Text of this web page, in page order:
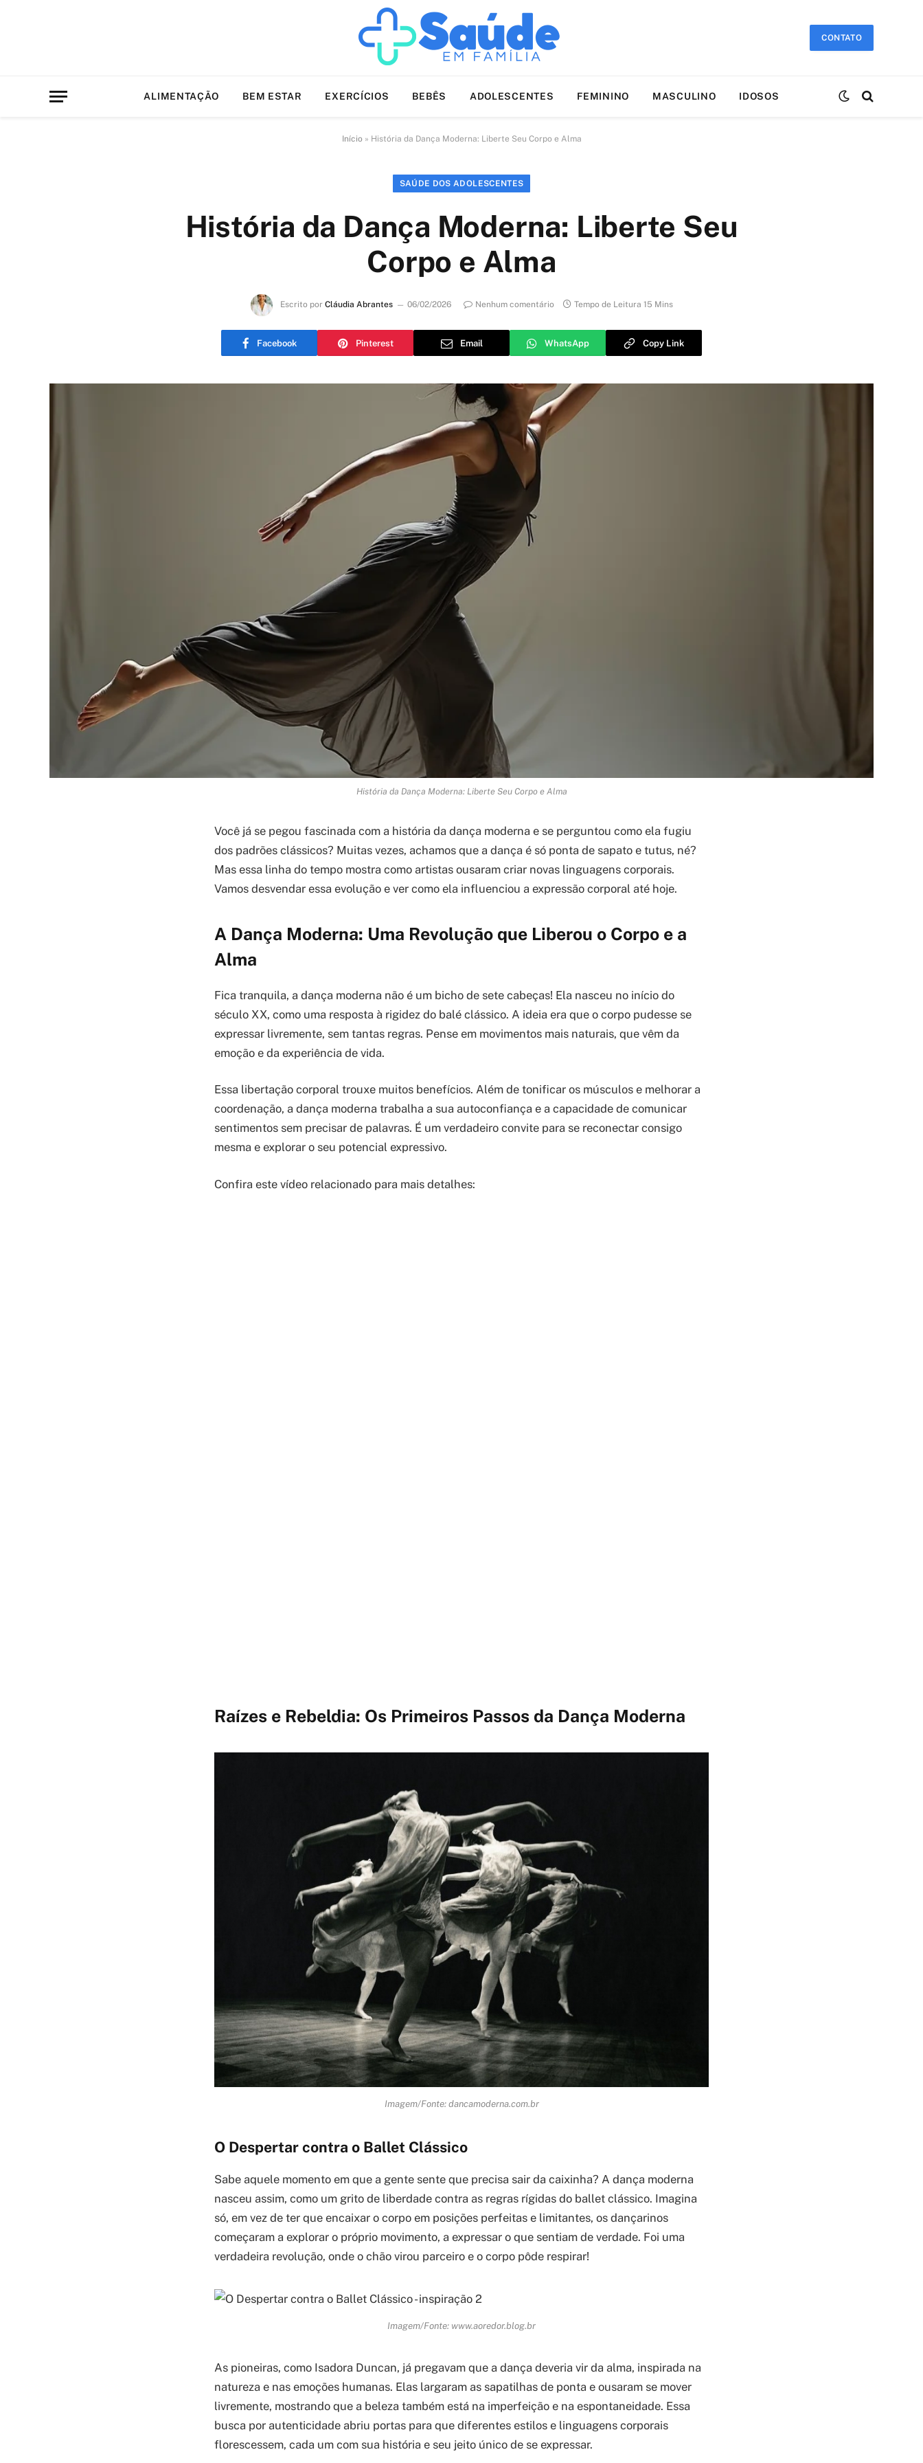
CONTATO
ALIMENTAÇÃO BEM ESTAR EXERCÍCIOS BEBÊS ADOLESCENTES FEMININO MASCULINO IDOSOS
Início » História da Dança Moderna: Liberte Seu Corpo e Alma
SAÚDE DOS ADOLESCENTES
História da Dança Moderna: Liberte Seu
Corpo e Alma
Escrito por Cláudia Abrantes 06/02/2026 Nenhum comentário Tempo de Leitura 15 Mins
Facebook Pinterest Email WhatsApp Copy Link
História da Dança Moderna: Liberte Seu Corpo e Alma
Você já se pegou fascinada com a história da dança moderna e se perguntou como ela fugiu
dos padrões clássicos? Muitas vezes, achamos que a dança é só ponta de sapato e tutus, né?
Mas essa linha do tempo mostra como artistas ousaram criar novas linguagens corporais.
Vamos desvendar essa evolução e ver como ela influenciou a expressão corporal até hoje.
A Dança Moderna: Uma Revolução que Liberou o Corpo e a
Alma
Fica tranquila, a dança moderna não é um bicho de sete cabeças! Ela nasceu no início do
século XX, como uma resposta à rigidez do balé clássico. A ideia era que o corpo pudesse se
expressar livremente, sem tantas regras. Pense em movimentos mais naturais, que vêm da
emoção e da experiência de vida.
Essa libertação corporal trouxe muitos benefícios. Além de tonificar os músculos e melhorar a
coordenação, a dança moderna trabalha a sua autoconfiança e a capacidade de comunicar
sentimentos sem precisar de palavras. É um verdadeiro convite para se reconectar consigo
mesma e explorar o seu potencial expressivo.
Confira este vídeo relacionado para mais detalhes:
Raízes e Rebeldia: Os Primeiros Passos da Dança Moderna
Imagem/Fonte: dancamoderna.com.br
O Despertar contra o Ballet Clássico
Sabe aquele momento em que a gente sente que precisa sair da caixinha? A dança moderna
nasceu assim, como um grito de liberdade contra as regras rígidas do ballet clássico. Imagina
só, em vez de ter que encaixar o corpo em posições perfeitas e limitantes, os dançarinos
começaram a explorar o próprio movimento, a expressar o que sentiam de verdade. Foi uma
verdadeira revolução, onde o chão virou parceiro e o corpo pôde respirar!
Imagem/Fonte: www.aoredor.blog.br
As pioneiras, como Isadora Duncan, já pregavam que a dança deveria vir da alma, inspirada na
natureza e nas emoções humanas. Elas largaram as sapatilhas de ponta e ousaram se mover
livremente, mostrando que a beleza também está na imperfeição e na espontaneidade. Essa
busca por autenticidade abriu portas para que diferentes estilos e linguagens corporais
florescessem, cada um com sua história e seu jeito único de se expressar.